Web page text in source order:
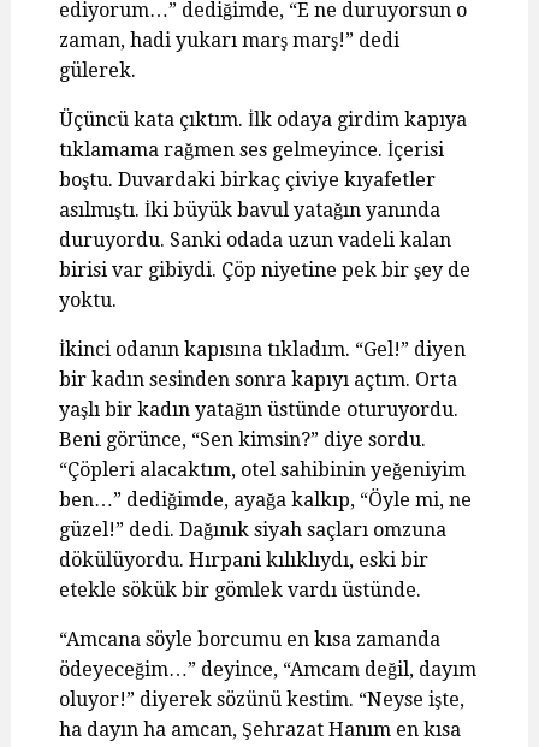
ediyorum…” dediğimde, “E ne duruyorsun o
zaman, hadi yukarı marş marş!” dedi
gülerek.
Üçüncü kata çıktım. İlk odaya girdim kapıya
tıklamama rağmen ses gelmeyince. İçerisi
boştu. Duvardaki birkaç çiviye kıyafetler
asılmıştı. İki büyük bavul yatağın yanında
duruyordu. Sanki odada uzun vadeli kalan
birisi var gibiydi. Çöp niyetine pek bir şey de
yoktu.
İkinci odanın kapısına tıkladım. “Gel!” diyen
bir kadın sesinden sonra kapıyı açtım. Orta
yaşlı bir kadın yatağın üstünde oturuyordu.
Beni görünce, “Sen kimsin?” diye sordu.
“Çöpleri alacaktım, otel sahibinin yeğeniyim
ben…” dediğimde, ayağa kalkıp, “Öyle mi, ne
güzel!” dedi. Dağınık siyah saçları omzuna
dökülüyordu. Hırpani kılıklıydı, eski bir
etekle sökük bir gömlek vardı üstünde.
“Amcana söyle borcumu en kısa zamanda
ödeyeceğim…” deyince, “Amcam değil, dayım
oluyor!” diyerek sözünü kestim. “Neyse işte,
ha dayın ha amcan, Şehrazat Hanım en kısa